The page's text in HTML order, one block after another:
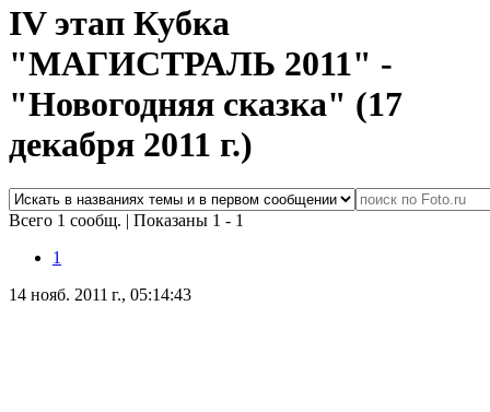
IV этап Кубка
"МАГИСТРАЛЬ 2011" -
"Новогодняя сказка" (17
декабря 2011 г.)
Всего 1 сообщ. | Показаны 1 - 1
1
14 нояб. 2011 г., 05:14:43